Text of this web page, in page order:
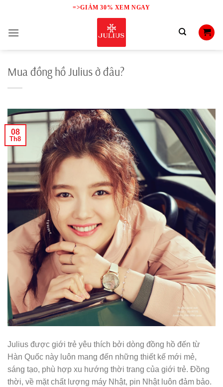
content
=>GIẢM 30% XEM NGAY
Mua đồng hồ Julius ở đâu?
08
Th8
Julius được giới trẻ yêu thích bởi dòng đồng hồ đến từ
Hàn Quốc này luôn mang đến những thiết kế mới mẻ,
sáng tạo, phù hợp xu hướng thời trang của giới trẻ. Đồng
thời, về mặt chất lượng máy Nhật, pin Nhật luôn đảm bảo.